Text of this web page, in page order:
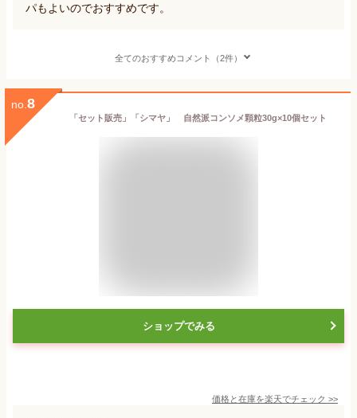
パもよいのでおすすめです。
全てのおすすめコメント（2件）
no. 8
「セット販売」「シマヤ」 自然派コンソメ顆粒30g×10個セット
ショップでみる
価格と在庫を楽天でチェック >>